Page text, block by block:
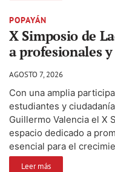
POPAYÁN
X Simposio de
a profesionales
AGOSTO 7, 2026
Con una amplia
estudiantes y
Guillermo Valencia el X
espacio dedicado a
esencial para el
Leer más